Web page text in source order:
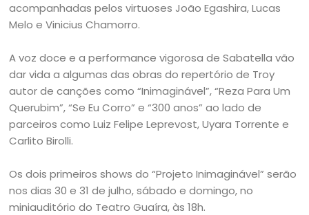
acompanhadas pelos virtuoses João Egashira, Lucas
Melo e Vinicius Chamorro.
A voz doce e a performance vigorosa de Sabatella vão
dar vida a algumas das obras do repertório de Troy
autor de canções como “Inimaginável”, “Reza Para Um
Querubim”, “Se Eu Corro” e “300 anos” ao lado de
parceiros como Luiz Felipe Leprevost, Uyara Torrente e
Carlito Birolli.
Os dois primeiros shows do “Projeto Inimaginável” serão
nos dias 30 e 31 de julho, sábado e domingo, no
miniauditório do Teatro Guaíra, às 18h.